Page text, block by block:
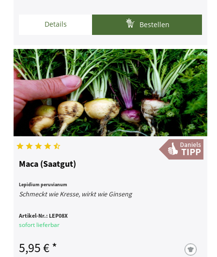
Details Bestellen
Maca (Saatgut)
Lepidium peruvianum
Schmeckt wie Kresse, wirkt wie Ginseng
Artikel-Nr.: LEP08X
sofort lieferbar
5,95 € *